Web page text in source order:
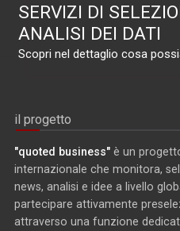
SERVIZI DI
ANALISI DEI DATI
Scopri nel dettaglio cosa
il progetto
"quoted business" è un
internazionale che monitora,
news, analisi e idee a livello
partecipare attivamente
attraverso una funzione